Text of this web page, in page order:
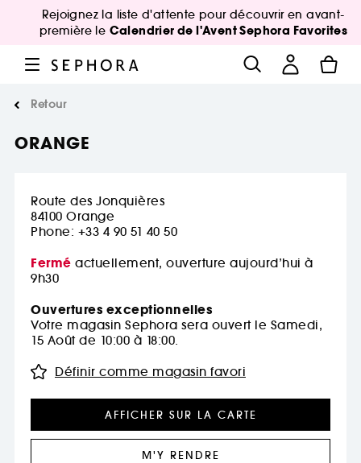
Rejoignez la liste d'attente pour découvrir en avant-
première le Calendrier de l'Avent Sephora Favorites
Retour
ORANGE
Route des Jonquières
84100 Orange
Phone: +33 4 90 51 40 50
Fermé actuellement, ouverture aujourd’hui à
9h30
Ouvertures exceptionnelles
Votre magasin Sephora sera ouvert le Samedi,
15 Août de 10:00 à 18:00.
Définir comme magasin favori
AFFICHER SUR LA CARTE
M'Y RENDRE